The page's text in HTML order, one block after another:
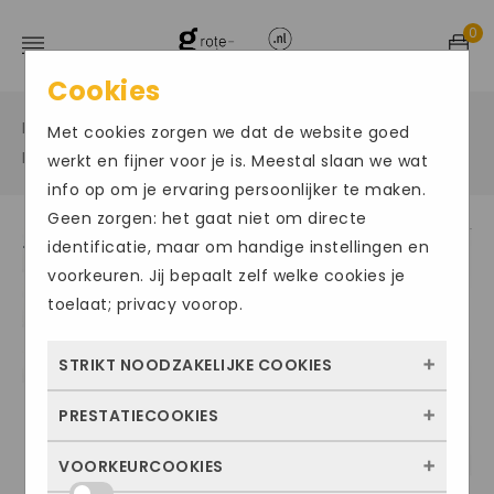
0
Home / Grote maten sportschoenen /
Hardloopschoenen /
Size Chart
Cookies
Met cookies zorgen we dat de website goed
werkt en fijner voor je is. Meestal slaan we wat
info op om je ervaring persoonlijker te maken.
Geen zorgen: het gaat niet om directe
identificatie, maar om handige instellingen en
voorkeuren. Jij bepaalt zelf welke cookies je
toelaat; privacy voorop.
STRIKT NOODZAKELIJKE COOKIES
Deze cookies zorgen ervoor dat de website
kunnen niet worden uitgezet. Meestal
PRESTATIECOOKIES
Met deze cookies zien we hoe vaak onze
VOORKEURCOOKIES